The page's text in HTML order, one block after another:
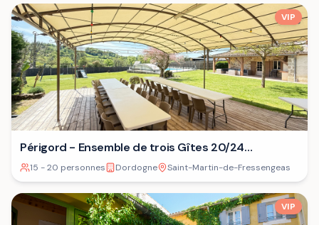
VIP
Périgord - Ensemble de trois Gîtes 20/24
personnes⁷
15 - 20 personnes Dordogne Saint-Martin-de-Fressengeas
VIP